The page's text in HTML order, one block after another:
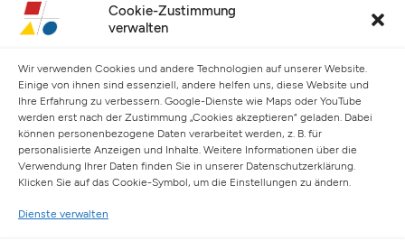
Cookie-Zustimmung
verwalten
Wir verwenden Cookies und andere Technologien auf unserer Website.
Einige von ihnen sind essenziell, andere helfen uns, diese Website und
Ihre Erfahrung zu verbessern. Google-Dienste wie Maps oder YouTube
werden erst nach der Zustimmung „Cookies akzeptieren“ geladen. Dabei
können personenbezogene Daten verarbeitet werden, z. B. für
personalisierte Anzeigen und Inhalte. Weitere Informationen über die
Verwendung Ihrer Daten finden Sie in unserer Datenschutzerklärung.
Klicken Sie auf das Cookie-Symbol, um die Einstellungen zu ändern.
Dienste verwalten
AuReA@Salo-Broschüre
Spaldingstraße 57-59 / Rosenallee 6-8
20097 Hamburg
Telefon: +49 (0) 40 23916 – 0
E-Mail: info@salo-ag.at